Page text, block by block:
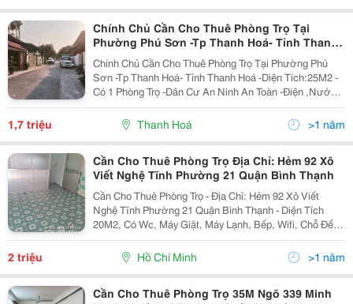
Chính Chủ Cần Cho Thuê Phòng Trọ Tại
Phường Phú Sơn -Tp Thanh Hoá- Tỉnh Thanh
Hoá
Chính Chủ Cần Cho Thuê Phòng Trọ Tại Phường Phú
Sơn -Tp Thanh Hoá- Tỉnh Thanh Hoá -Diện Tích:25M2 -
Có 1 Phòng Trọ -Dân Cư An Ninh An Toàn -Điện ,Nước
,Wif Đầy Đủ -Điện 3K Nước 17K -Có Gác Xép Điều Hòa
Nóng Lạnh Giường Tủ -Đường Ôtô Tránh...
1,7 triệu Thanh Hoá >1 năm
Cần Cho Thuê Phòng Trọ Địa Chỉ: Hẻm 92 Xô
Viết Nghệ Tĩnh Phường 21 Quận Bình Thạnh
Cần Cho Thuê Phòng Trọ - Địa Chỉ: Hẻm 92 Xô Viết
Nghệ Tĩnh Phường 21 Quận Bình Thạnh - Diện Tích
20M2, Có Wc, Máy Giặt, Máy Lạnh, Bếp, Wifi, Chỗ Để
Xe Riêng, Giờ Giấc Tự Do &Ndash; Thuộc Khu Dân Cư
Đông Đúc, Dân Trí Cao, An Ninh Tốt &Ndash; Giao...
2 triệu Hồ Chí Minh >1 năm
Cần Cho Thuê Phòng Trọ 35M Ngõ 339 Minh